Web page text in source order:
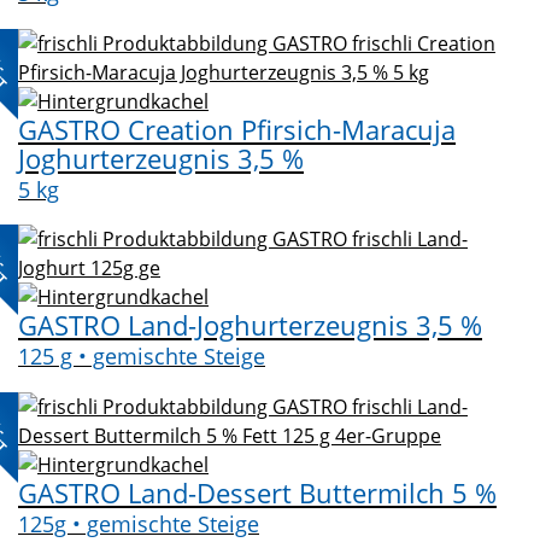
GASTRO Creation Pfirsich-Maracuja
Joghurterzeugnis 3,5 %
5 kg
GASTRO Land-Joghurterzeugnis 3,5 %
125 g • gemischte Steige
GASTRO Land-Dessert Buttermilch 5 %
125g • gemischte Steige